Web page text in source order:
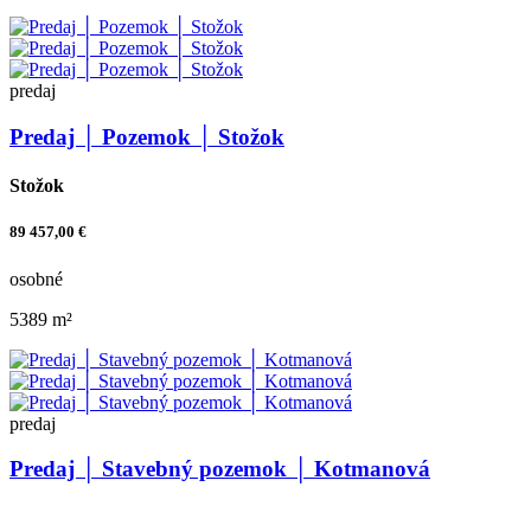
predaj
Predaj │ Pozemok │ Stožok
Stožok
89 457,00 €
osobné
5389 m²
predaj
Predaj │ Stavebný pozemok │ Kotmanová